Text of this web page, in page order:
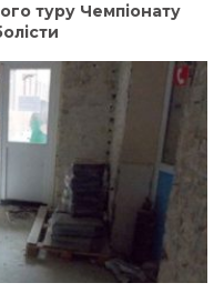
туру Чемпіонату